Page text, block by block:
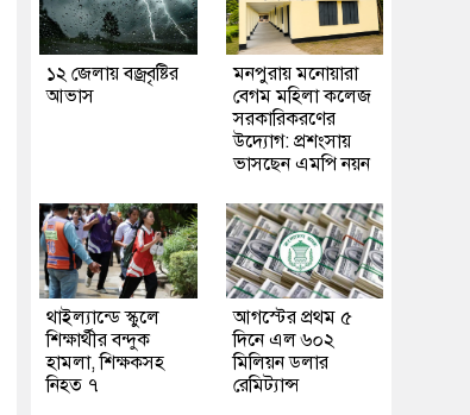
১২ জেলায় বজ্রবৃষ্টির
আভাস
মনপুরায় মনোয়ারা
বেগম মহিলা কলেজ
সরকারিকরণের
উদ্যোগ: প্রশংসায়
ভাসছেন এমপি নয়ন
থাইল্যান্ডে স্কুলে
শিক্ষার্থীর বন্দুক
হামলা, শিক্ষকসহ
নিহত ৭
আগস্টের প্রথম ৫
দিনে এল ৬০২
মিলিয়ন ডলার
রেমিট্যান্স